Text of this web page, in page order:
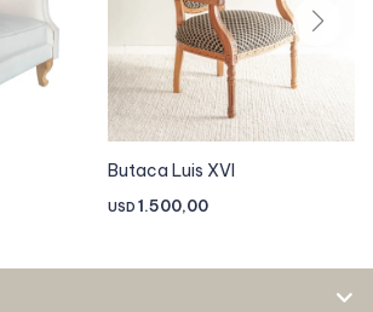
Butaca Luis XVI
USD 1.500,00